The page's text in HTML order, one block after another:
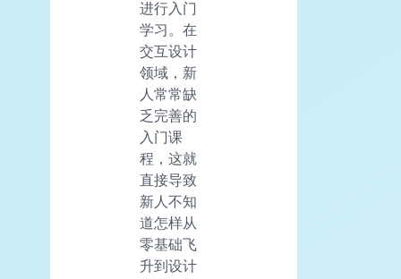
进行入门
学习。在
交互设计
领域，新
人常常缺
乏完善的
入门课
程，这就
直接导致
新人不知
道怎样从
零基础飞
升到设计